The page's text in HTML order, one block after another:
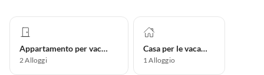
Appartamento per vacanze
2Alloggi
Casa per le vacanze
1Alloggio